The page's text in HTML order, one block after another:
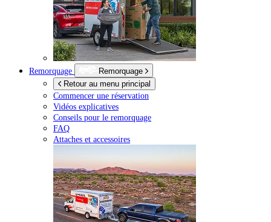
Remorquage
Remorquage
Retour au menu principal
Commencer une réservation
Vidéos explicatives
Conseils pour le remorquage
FAQ
Attaches et accessoires